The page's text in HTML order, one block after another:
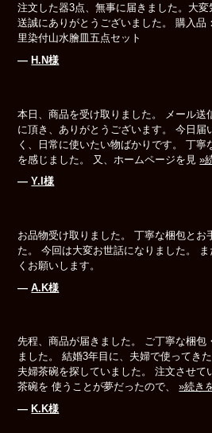
注文した器3点、無事に届きました。大
送誠にありがとうございました。 購入品
里染付山水膾皿五点セット
― H.N様
本日、商品を受け取りました。 メール送
に頂き、ありがとうございます。 今日届
く、日常に使いたい物ばかりです。 丁寧
を感じました。 又、ホームページを見»
―Y.I様
お品物受け取りました。 丁寧な梱包とお
た。 今回は大変お世話になりました。
くお願いします。
―A.K様
先程、商品が届きました。 ご丁寧な梱包
ました。 結婚3年目に、夫婦で使ってき
夫婦茶碗を探していました。 注文させて
茶碗を 使うことが夢だったので、»続き
― K.K様